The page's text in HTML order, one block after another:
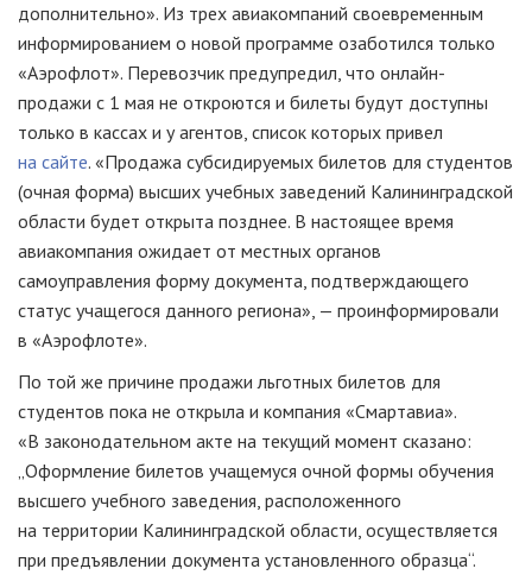
дополнительно». Из трех авиакомпаний своевременным
информированием о новой программе озаботился только
«Аэрофлот». Перевозчик предупредил, что онлайн-
продажи с 1 мая не откроются и билеты будут доступны
только в кассах и у агентов, список которых привел
на сайте. «Продажа субсидируемых билетов для студентов
(очная форма) высших учебных заведений Калининградской
области будет открыта позднее. В настоящее время
авиакомпания ожидает от местных органов
самоуправления форму документа, подтверждающего
статус учащегося данного региона», — проинформировали
в «Аэрофлоте».
По той же причине продажи льготных билетов для
студентов пока не открыла и компания «Смартавиа».
«В законодательном акте на текущий момент сказано:
„Оформление билетов учащемуся очной формы обучения
высшего учебного заведения, расположенного
на территории Калининградской области, осуществляется
при предъявлении документа установленного образца“.